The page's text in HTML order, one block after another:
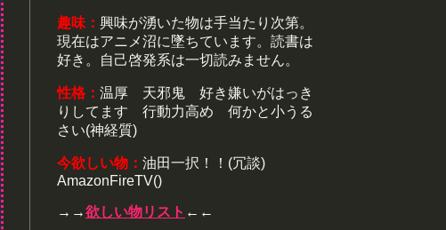
趣味： 興味が湧いた物は手当たり次第。
現在はアニメ沼に墜ちています。読書は
好き。自己啓発系は一切読みません。
性格： 温厚 天邪鬼 好き嫌いがはっき
りしてます 行動力高め 何かと小うる
さい(神経質)
今欲しい物： 油田一択！！(冗談)
AmazonFireTV()
→→欲しい物リスト ←←